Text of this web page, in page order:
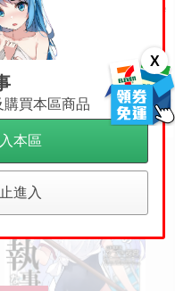
X
葉猿】正日版6月預購 Native
裝 文學少女 1/7 PVC 完成品
7590
買本區商品
本區
進入